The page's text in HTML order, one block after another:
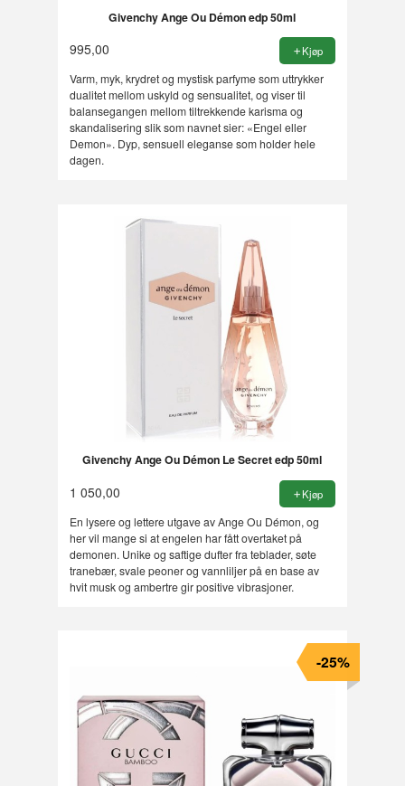
Givenchy Ange Ou Démon edp 50ml
995,00 Kjøp
Varm, myk, krydret og mystisk parfyme som uttrykker
dualitet mellom uskyld og sensualitet, og viser til
balansegangen mellom tiltrekkende karisma og
skandalisering slik som navnet sier: «Engel eller
Demon». Dyp, sensuell eleganse som holder hele
dagen.
Givenchy Ange Ou Démon Le Secret edp 50ml
1 050,00 Kjøp
En lysere og lettere utgave av Ange Ou Démon, og
her vil mange si at engelen har fått overtaket på
demonen. Unike og saftige dufter fra teblader, søte
tranebær, svale peoner og vannliljer på en base av
hvit musk og ambertre gir positive vibrasjoner.
-25%